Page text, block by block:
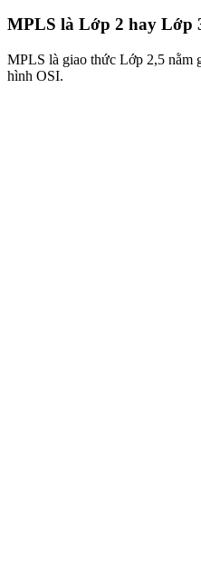
MPLS là Lớp 2 hay Lớp
MPLS là giao thức Lớp 2,5 nằm
hình OSI.